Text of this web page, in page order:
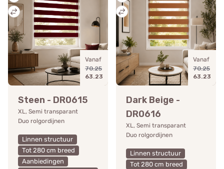
Vanaf
70.25
63.23
Steen - DR0615
XL, Semi transparant
Duo rolgordijnen
Linnen structuur
Tot 280 cm breed
Aanbiedingen
Vanaf
70.25
63.23
Dark Beige -
DR0616
XL, Semi transparant
Duo rolgordijnen
Linnen structuur
Tot 280 cm breed